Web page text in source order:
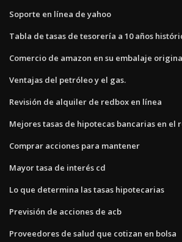
Soporte en línea de yahoo
Tabla de tasas de tesorería a 10 años
Comercio de amazon en su embalaje
Ventajas del petróleo y el gas.
Revisión de alquiler de redbox en línea
Mejores tasas de hipotecas bancarias en el
Comprar acciones para mantener
Mayor tasa de interés cd
Lo que determina las tasas hipotecarias
Previsión de acciones de acb
Proveedores de salud que cotizan en bolsa